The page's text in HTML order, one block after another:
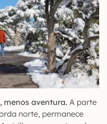
menos aventura. A parte
norte, permanece